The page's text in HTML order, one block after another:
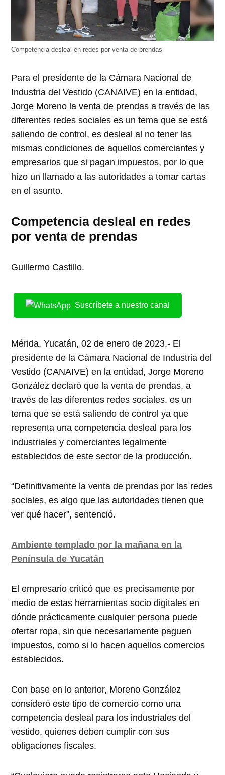
Competencia desleal en redes por venta de prendas
Para el presidente de la Cámara Nacional de
Industria del Vestido (CANAIVE) en la entidad,
Jorge Moreno la venta de prendas a través de las
diferentes redes sociales es un tema que se está
saliendo de control, es desleal al no tener las
mismas condiciones de aquellos comerciantes y
empresarios que si pagan impuestos, por lo que
hizo un llamado a las autoridades a tomar cartas
en el asunto.
Competencia desleal en redes
por venta de prendas
Guillermo Castillo.
Suscríbete a nuestro canal
Mérida, Yucatán, 02 de enero de 2023.- El
presidente de la Cámara Nacional de Industria del
Vestido (CANAIVE) en la entidad, Jorge Moreno
González declaró que la venta de prendas, a
través de las diferentes redes sociales, es un
tema que se está saliendo de control ya que
representa una competencia desleal para los
industriales y comerciantes legalmente
establecidos de este sector de la producción.
“Definitivamente la venta de prendas por las redes
sociales, es algo que las autoridades tienen que
ver qué hacer”, sentenció.
Ambiente templado por la mañana en la
Península de Yucatán
El empresario criticó que es precisamente por
medio de estas herramientas socio digitales en
dónde prácticamente cualquier persona puede
ofertar ropa, sin que necesariamente paguen
impuestos, como si lo hacen aquellos comercios
establecidos.
Con base en lo anterior, Moreno González
consideró este tipo de comercio como una
competencia desleal para los industriales del
vestido, quienes deben cumplir con sus
obligaciones fiscales.